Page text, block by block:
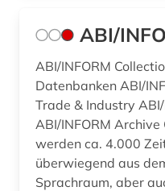
betriebsanalyse (1)
betriebsdaten (7)
betriebsführung (6)
betriebsrat (2)
ABI/
ABI/INFORM
Datenbanken ABI/INFORM Global ABI/INFORM
Trade & Industry
ABI/INFORM
werden ca. 4.000
überwiegend aus
Sprachraum, aber